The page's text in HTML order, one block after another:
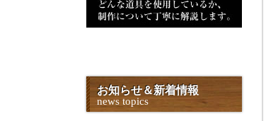
お知らせ＆新着情報
news topics